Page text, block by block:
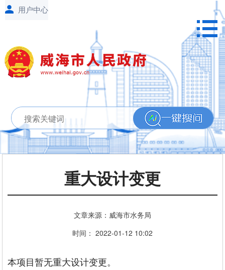
重大设计变更
文章来源：威海市水务局
时间： 2022-01-12 10:02
本项目暂无重大设计变更。